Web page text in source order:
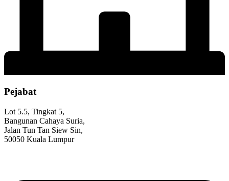
Pejabat
Lot 5.5, Tingkat 5,
Bangunan Cahaya Suria,
Jalan Tun Tan Siew Sin,
50050 Kuala Lumpur